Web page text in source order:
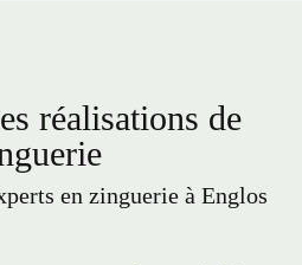
réalisations de
en zinguerie à Englos